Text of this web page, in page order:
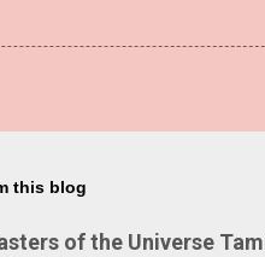
this blog
of the Universe